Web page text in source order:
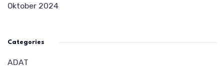
Oktober 2024
Categories
ADAT